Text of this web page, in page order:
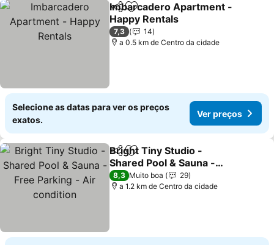
PartilharAdicionar aos favoritos
Imbarcadero Apartment -
Happy Rentals
7,3
14
a 0.5 km de Centro da cidade
Selecione as datas para ver os preços
exatos.
Ver preços
PartilharAdicionar aos favoritos
Bright Tiny Studio -
Shared Pool & Sauna -
Free Parking - Air
condition
8,3 Muito boa
29
a 1.2 km de Centro da cidade